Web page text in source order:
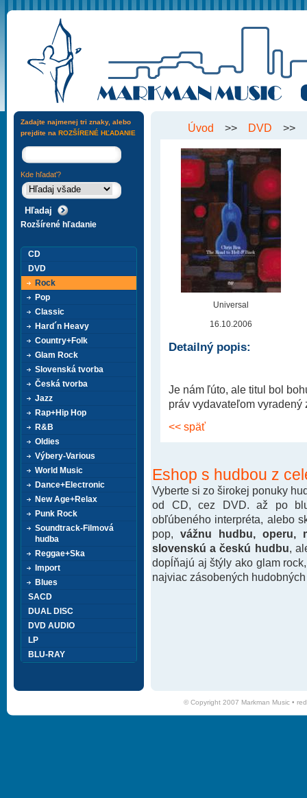
Úvod >> DVD >>
Universal
16.10.2006
Detailný popis:
Je nám ľúto, ale titul bol
práv vydavateľom vyradený
<< späť
Eshop s hudbou z
Vyberte si zo širokej ponuky
od CD, cez DVD. až po
obľúbeného interpréta, alebo
pop, vážnu hudbu, operu,
slovenskú a českú hudbu ,
dopĺňajú aj štýly ako glam
najviac zásobených
Zadajte najmenej tri znaky, alebo
prejdite na ROZŠÍRENÉ HĽADANIE
Kde hľadať?
Rozšírené hľadanie
CD
DVD
Rock
Pop
Classic
Hard´n Heavy
Country+Folk
Glam Rock
Slovenská tvorba
Česká tvorba
Jazz
Rap+Hip Hop
R&B
Oldies
Výbery-Various
World Music
Dance+Electronic
New Age+Relax
Punk Rock
Soundtrack-Filmová
hudba
Reggae+Ska
Import
Blues
SACD
DUAL DISC
DVD AUDIO
LP
BLU-RAY
© Copyright 2007 Markman Music •